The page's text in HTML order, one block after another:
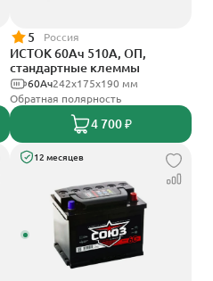
5 Россия
ИСТОК 60Ач 510А, ОП,
стандартные клеммы
242x175x190 мм
60Ач
Обратная полярность
4 700 ₽
12 месяцев